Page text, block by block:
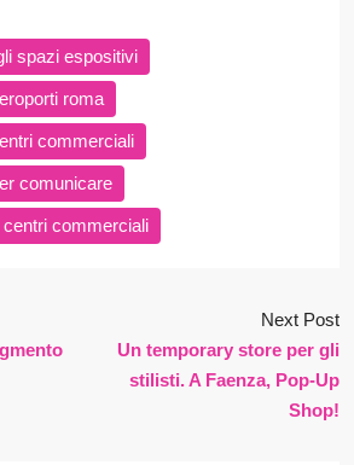
spazi espositivi
roma
commerciali
comunicare
commerciali
Next Post
Un temporary store per gli
stilisti. A Faenza, Pop-Up
Shop!